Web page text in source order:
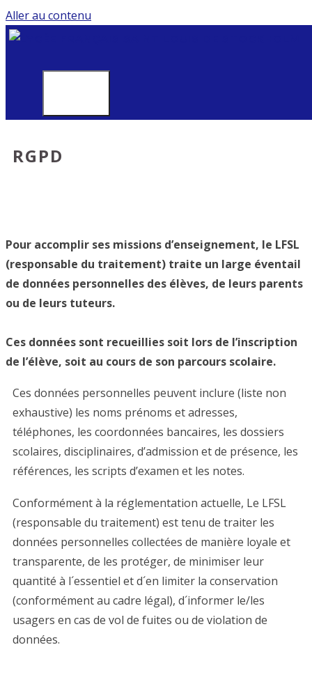
Aller au contenu
RGPD
Pour accomplir ses missions d’enseignement, le LFSL
(responsable du traitement) traite un large éventail
de données personnelles des élèves, de leurs parents
ou de leurs tuteurs.
Ces données sont recueillies soit lors de l’inscription
de l’élève, soit au cours de son parcours scolaire.
Ces données personnelles peuvent inclure (liste non
exhaustive) les noms prénoms et adresses,
téléphones, les coordonnées bancaires, les dossiers
scolaires, disciplinaires, d’admission et de présence, les
références, les scripts d’examen et les notes.
Conformément à la réglementation actuelle, Le LFSL
(responsable du traitement) est tenu de traiter les
données personnelles collectées de manière loyale et
transparente, de les protéger, de minimiser leur
quantité à l´essentiel et d´en limiter la conservation
(conformément au cadre légal), d´informer le/les
usagers en cas de vol de fuites ou de violation de
données.